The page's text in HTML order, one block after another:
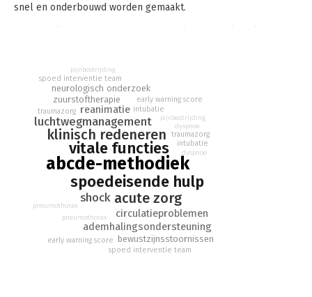
snel en onderbouwd worden gemaakt.
een heldere en logische structuur voor oriëntatie op de
situatie, prioritering van acties, en overdracht van informatie
aan andere zorgprofessionals.
abcde-methodiek
vitale functies
spoedeisende hulp
klinisch redeneren
acute zorg
shock
luchtwegmanagement
reanimatie
circulatieproblemen
ademhalingsondersteuning
zuurstoftherapie
neurologisch onderzoek
bewustzijnsstoornissen
intubatie
early warning score
pneumothorax
spoed interventie team
pijnbestrijding
dyspnoe
traumazorg
intubatie
early warning score
pneumothorax
spoed interventie team
pijnbestrijding
dyspnoe
traumazorg